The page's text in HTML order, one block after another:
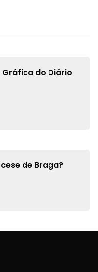
Gráfica do Diário
de Braga?